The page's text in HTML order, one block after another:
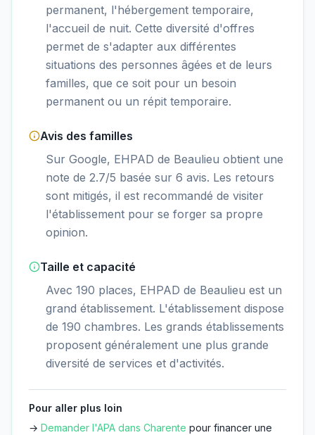
permanent, l'hébergement temporaire,
l'accueil de nuit. Cette diversité d'offres
permet de s'adapter aux différentes
situations des personnes âgées et de leurs
familles, que ce soit pour un besoin
permanent ou un répit temporaire.
Avis des familles
Sur Google, EHPAD de Beaulieu obtient une
note de 2.7/5 basée sur 6 avis. Les retours
sont mitigés, il est recommandé de visiter
l'établissement pour se forger sa propre
opinion.
Taille et capacité
Avec 190 places, EHPAD de Beaulieu est un
grand établissement. L'établissement dispose
de 190 chambres. Les grands établissements
proposent généralement une plus grande
diversité de services et d'activités.
Pour aller plus loin
→ Demander l'APA dans Charente pour financer une